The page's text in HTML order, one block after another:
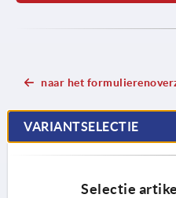
naar het
VARIANTSELECTIE
Selectie